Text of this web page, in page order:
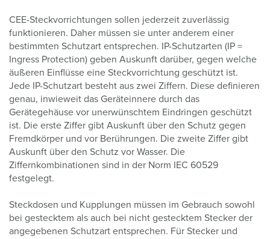
CEE-Steckvorrichtungen sollen jederzeit zuverlässig
funktionieren. Daher müssen sie unter anderem einer
bestimmten Schutzart entsprechen. IP-Schutzarten (IP =
Ingress Protection) geben Auskunft darüber, gegen welche
äußeren Einflüsse eine Steckvorrichtung geschützt ist.
Jede IP-Schutzart besteht aus zwei Ziffern. Diese definieren
genau, inwieweit das Geräteinnere durch das
Gerätegehäuse vor unerwünschtem Eindringen geschützt
ist. Die erste Ziffer gibt Auskunft über den Schutz gegen
Fremdkörper und vor Berührungen. Die zweite Ziffer gibt
Auskunft über den Schutz vor Wasser. Die
Ziffernkombinationen sind in der Norm IEC 60529
festgelegt.
Steckdosen und Kupplungen müssen im Gebrauch sowohl
bei gestecktem als auch bei nicht gestecktem Stecker der
angegebenen Schutzart entsprechen. Für Stecker und